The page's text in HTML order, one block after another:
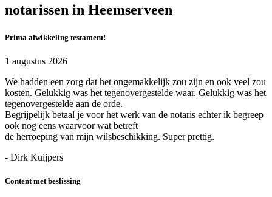
notarissen in Heemserveen
Prima afwikkeling testament!
1 augustus 2026
We hadden een zorg dat het ongemakkelijk zou zijn en ook veel zou
kosten. Gelukkig was het tegenovergestelde waar. Gelukkig was het
tegenovergestelde aan de orde.
Begrijpelijk betaal je voor het werk van de notaris echter ik begreep
ook nog eens waarvoor wat betreft
de herroeping van mijn wilsbeschikking. Super prettig.
- Dirk Kuijpers
Content met beslissing